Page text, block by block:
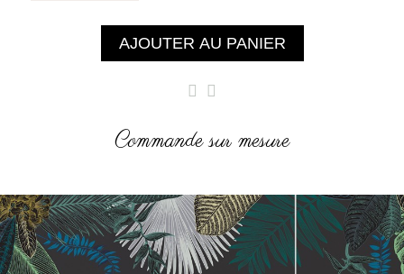
AJOUTER AU PANIER
Commande sur mesure